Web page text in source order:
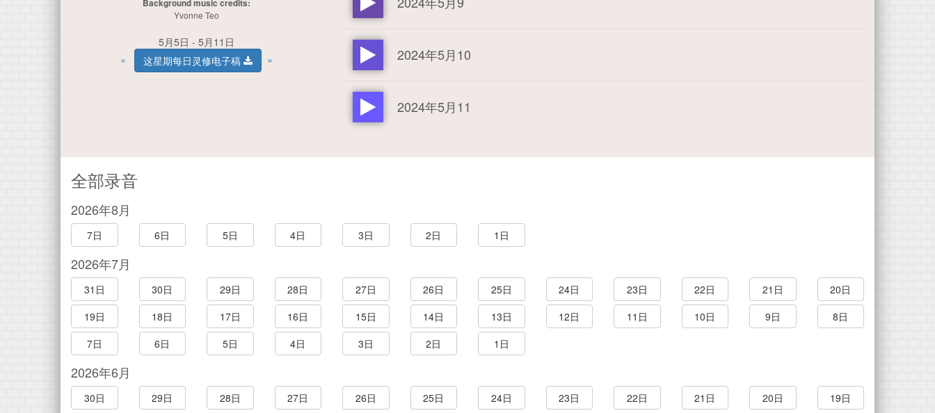
Background music credits:
Yvonne Teo
5月5日 - 5月11日
«
这星期每日灵修电子稿 » 2024年5月10
2024年5月11
全部录音
2026年8月
7日 6日 5日 4日 3日 2日 1日
2026年7月
31日 30日 29日 28日 27日 26日 25日 24日 23日 22日 21日
20日
19日
18日 17日 16日 15日 14日 13日 12日 11日 10日 9日
8日
7日
6日 5日 4日 3日 2日 1日
2026年6月
30日 29日 28日 27日 26日 25日 24日 23日 22日 21日 20日
19日